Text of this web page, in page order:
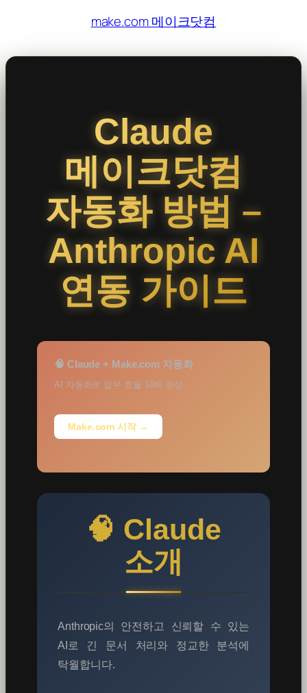
츠
로
make.com 메이크닷컴
Claude
메이크닷컴
자동화 방법 –
Anthropic AI
연동 가이드
🧠 Claude + Make.com 자동화
AI 자동화로 업무 효율 10배 향상
Make.com 시작 →
🧠 Claude
소개
Anthropic의 안전하고 신뢰할 수 있는
AI로 긴 문서 처리와 정교한 분석에
탁월합니다.